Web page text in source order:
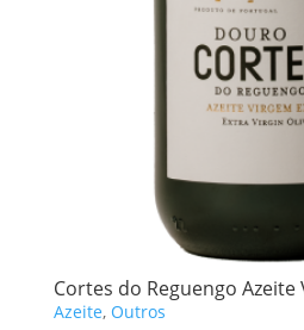
Cortes do Reguengo Azeite
Azeite, Outros